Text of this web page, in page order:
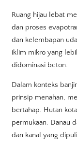
Ruang hijau lebat
dan proses
dan kelembapan
iklim mikro yang
didominasi beton.
Dalam konteks
prinsip menahan,
bertahap. Hutan
permukaan. Danau
dan kanal yang